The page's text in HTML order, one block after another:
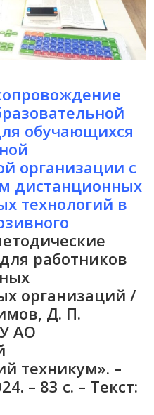
обучающихся
организации с
дистанционных
технологий в
работников
организаций /
Д. П.
АО
техникум». –
– 83 с. – Текст: